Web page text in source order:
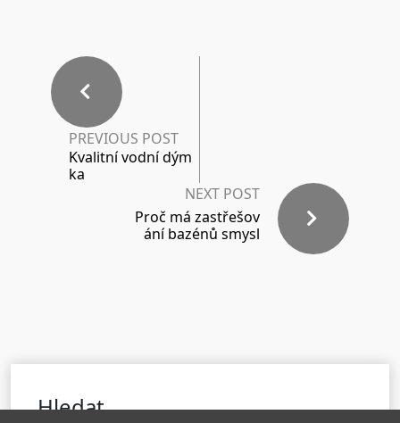
PREVIOUS POST
Kvalitní vodní dým
ka
NEXT POST
Proč má zastřešov
ání bazénů smysl
Hledat